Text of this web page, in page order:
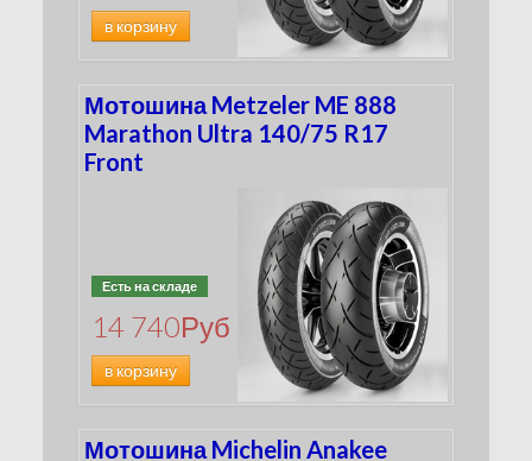
в корзину
Мотошина Metzeler ME 888
Marathon Ultra 140/75 R17
Front
Есть на складе
14 740Руб
в корзину
Мотошина Michelin Anakee